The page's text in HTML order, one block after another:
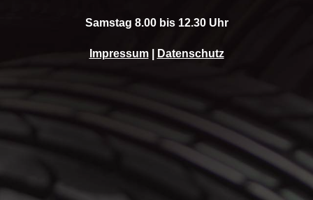
Samstag 8.00 bis 12.30 Uhr
Impressum| Datenschutz